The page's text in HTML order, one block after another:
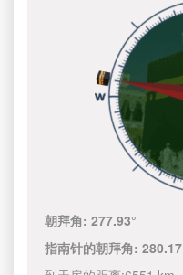
朝拜角:277.93°
指南针的朝拜角:280.17